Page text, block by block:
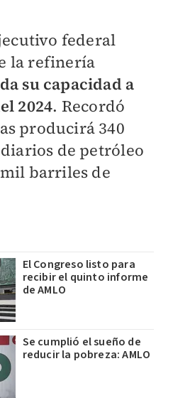
federal
la refinería
su capacidad a
2024. Recordó
producirá 340
de petróleo
barriles de
El Congreso listo para
recibir el quinto informe
de AMLO
Se cumplió el sueño de
reducir la pobreza: AMLO